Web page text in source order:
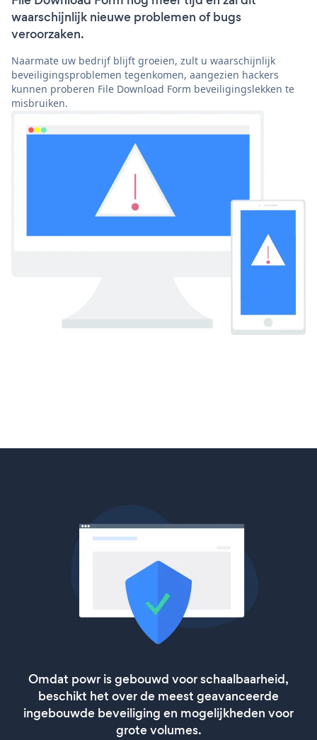
waarschijnlijk nieuwe problemen of bugs
veroorzaken.
Naarmate uw bedrijf blijft groeien, zult u waarschijnlijk
beveiligingsproblemen tegenkomen, aangezien hackers
kunnen proberen File Download Form beveiligingslekken te
misbruiken.
Omdat powr is gebouwd voor schaalbaarheid,
beschikt het over de meest geavanceerde
ingebouwde beveiliging en mogelijkheden voor
grote volumes.